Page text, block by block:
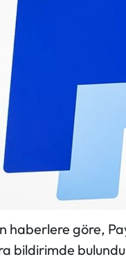
haberlere göre,
bildirimde